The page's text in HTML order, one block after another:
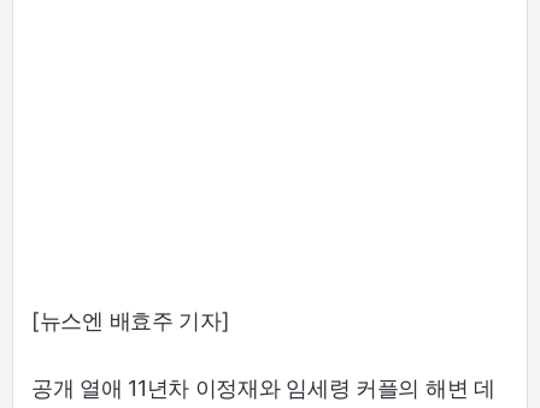
[뉴스엔 배효주 기자]
공개 열애 11년차 이정재와 임세령 커플의 해변 데